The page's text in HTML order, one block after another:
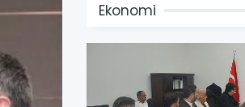
Ekonomi